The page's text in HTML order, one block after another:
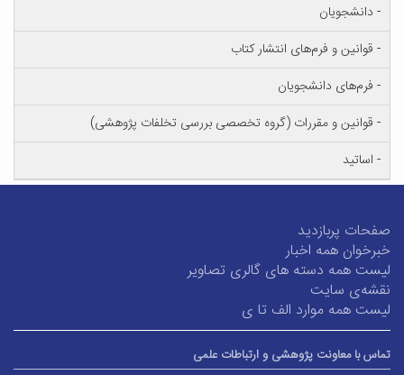
- دانشجویان
- قوانین و فرم‌های انتشار کتاب
- فرم‌های دانشجویان
- قوانین و مقررات (گروه تخصصی بررسی تخلفات پژوهشی)
- اساتید
صفحات پربازدید
خبرخوان همه اخبار
لیست همه دسته های گالری تصاویر
نقشه‌ی سایت
لیست همه موارد الف تا ی
تماس با معاونت پژوهشی و ارتباطات علمی